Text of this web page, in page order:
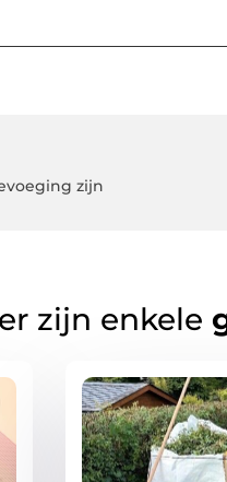
zijn
zijn enkele